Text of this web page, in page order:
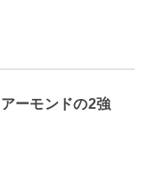
アーモンドの2強